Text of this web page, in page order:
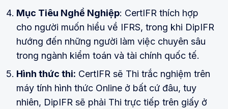
Mục Tiêu Nghề Nghiệp: CertIFR thích hợp
cho người muốn hiểu về IFRS, trong khi DipIFR
hướng đến những người làm việc chuyên sâu
trong ngành kiểm toán và tài chính quốc tế.
Hình thức thi: CertIFR sẽ Thi trắc nghiệm trên
máy tính hình thức Online ở bất cứ đâu, tuy
nhiên, DipIFR sẽ phải Thi trực tiếp trên giấy ở